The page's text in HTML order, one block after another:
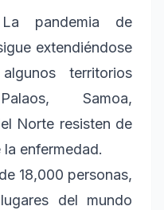
pandemia de
extendiéndose
territorios
Samoa,
Norte resisten de
enfermedad.
18,000 personas,
del mundo